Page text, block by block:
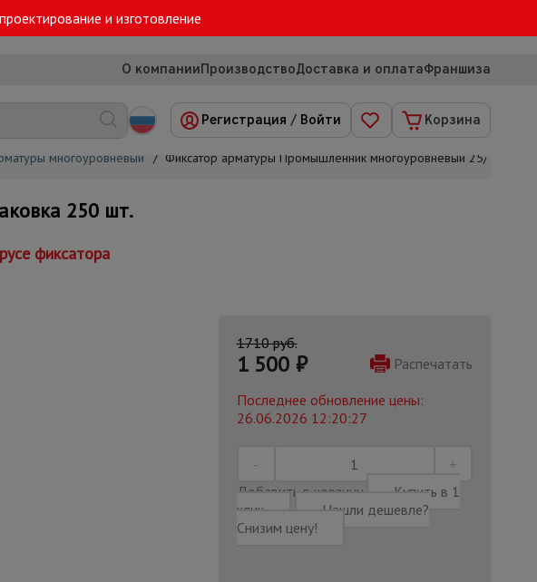
и изготовление
О компанииПроизводствоДоставка и оплатаФраншиза
Регистрация / Войти Корзина
многоуровневый / Фиксатор арматуры Промышленник многоуровневый 25/35/40/
250 шт.
фиксатора
1710 руб.
1 500 ₽
Распечатать
Последнее обновление цены:
26.06.2026 12:20:27
Добавить в корзину
Купить в 1
клик
Нашли дешевле?
Снизим цену!